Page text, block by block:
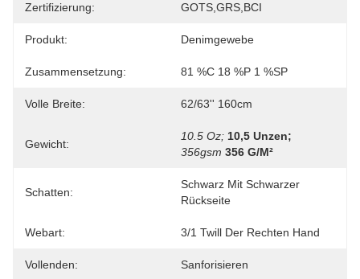
Zertifizierung: GOTS,GRS,BCI
Produkt: Denimgewebe
Zusammensetzung: 81 %C 18 %P 1 %SP
Volle Breite: 62/63'' 160cm
Gewicht:
10.5 Oz; 10,5 Unzen;
356gsm 356 G/m²
Schatten:
Schwarz Mit Schwarzer
Rückseite
Webart: 3/1 Twill Der Rechten Hand
Vollenden: Sanforisieren